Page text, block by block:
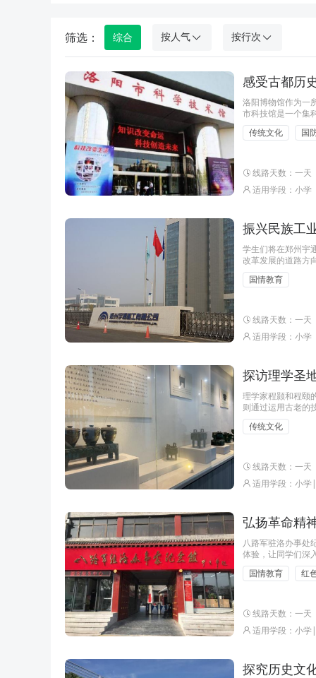
筛选： 综合 按人气 按行次
感受古都历
洛阳博物馆作为一
市科技馆是一个集
学、信息技术、
现场讲解、互动
传统文化 国
线路天数：一天
适用学段：小学
振兴民族工
学生们将在郑州宇
改革发展的道路方
族品牌的魅力，领
国情教育
线路天数：一天
适用学段：小学
探访理学圣
理学家程颢和程颐
则通过运用古老的
对两程故居和伊
信。
传统文化
线路天数：一天
适用学段：小
弘扬革命精
八路军驻洛办事处
体验，让同学们深
国情教育
红
线路天数：一天
适用学段：小
探究历史文